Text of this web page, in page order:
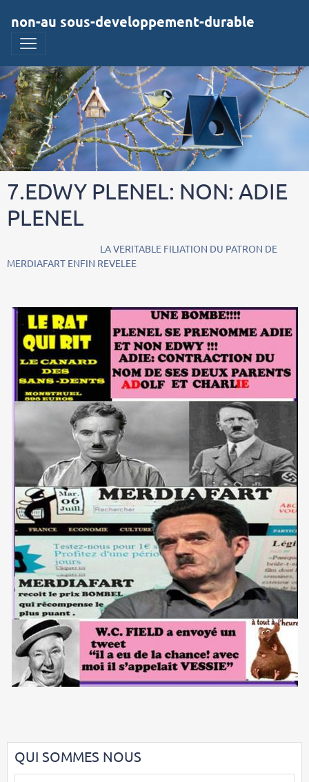
non-au sous-developpement-durable
7.EDWY PLENEL: NON: ADIE
PLENEL
LA VERITABLE FILIATION DU PATRON DE
MERDIAFART ENFIN REVELEE
QUI SOMMES NOUS